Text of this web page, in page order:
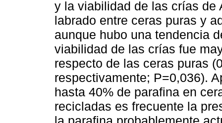
y la viabilidad de las crías de
labrado entre ceras puras y
aunque hubo una tendencia
viabilidad de las crías fue
respecto de las ceras puras
respectivamente; P=0,036).
hasta 40% de parafina en
recicladas es frecuente la